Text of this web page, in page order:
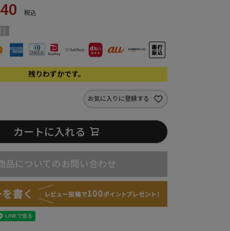
税込
残りわずかです。
お気に入りに登録する
カートに入れる
品についてのお問い合わせ